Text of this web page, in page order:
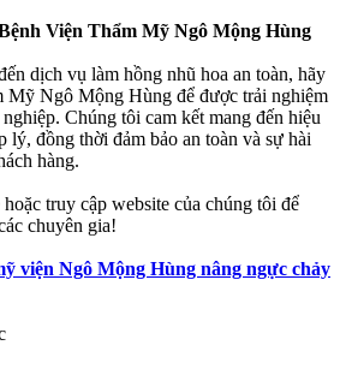
Viện Thẩm Mỹ Ngô Mộng Hùng
dịch vụ làm hồng nhũ hoa an toàn, hãy
Mỹ Ngô Mộng Hùng để được trải nghiệm
Chúng tôi cam kết mang đến hiệu
đồng thời đảm bảo an toàn và sự hài
hàng.
truy cập website của chúng tôi để
chuyên gia!
viện Ngô Mộng Hùng nâng ngực chảy